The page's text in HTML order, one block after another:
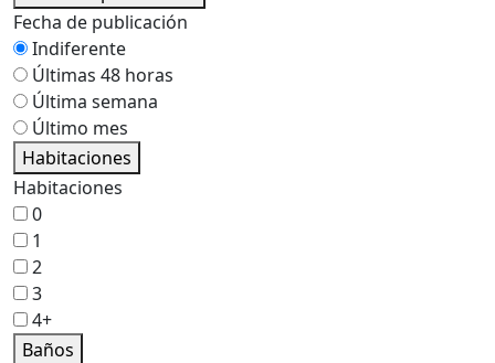
Fecha de publicación
Indiferente
Últimas 48 horas
Última semana
Último mes
Habitaciones
Habitaciones
0
1
2
3
4+
Baños